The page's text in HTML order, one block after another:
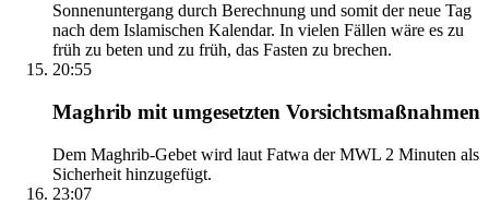
Sonnenuntergang durch Berechnung und somit der neue Tag
nach dem Islamischen Kalendar. In vielen Fällen wäre es zu
früh zu beten und zu früh, das Fasten zu brechen.
20:55
Maghrib mit umgesetzten Vorsichtsmaßnahmen
Dem Maghrib-Gebet wird laut Fatwa der MWL 2 Minuten als
Sicherheit hinzugefügt.
23:07